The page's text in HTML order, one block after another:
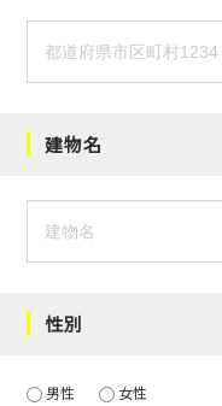
建物名
性別
男性 女性